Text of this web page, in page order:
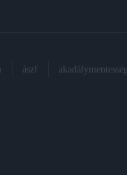
ászf